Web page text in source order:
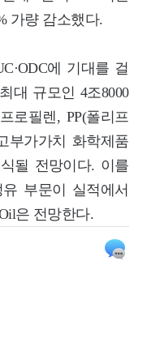
가량 감소했다.
에 기대를 걸
대 규모인 4조8000
로필렌, PP(폴리프
부가가치 화학제품
될 전망이다. 이를
부문이 실적에서
은 전망한다.